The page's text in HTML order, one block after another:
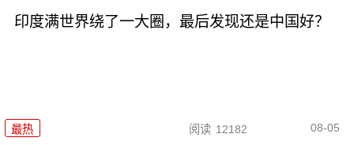
印度满世界绕了一大圈，最后发现还是中国好？
最热 阅读 12182 08-05